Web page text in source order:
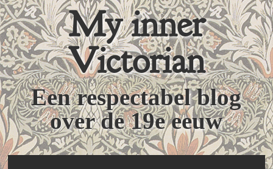
My inner
Victorian
Een respectabel blog
over de 19e eeuw